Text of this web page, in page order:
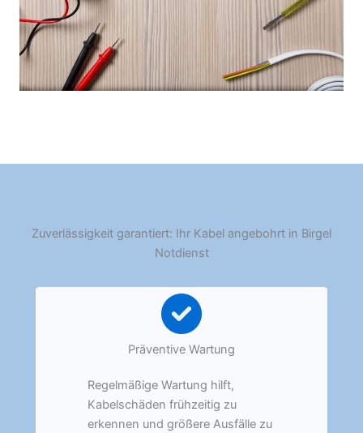
Zuverlässigkeit garantiert: Ihr Kabel angebohrt in Birgel
Notdienst
Präventive Wartung
Regelmäßige Wartung hilft,
Kabelschäden frühzeitig zu
erkennen und größere Ausfälle zu